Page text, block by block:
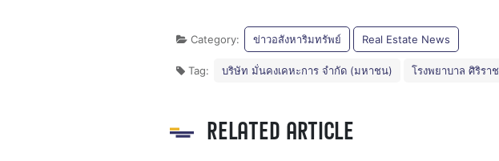
Category: ข่าวอสังหาริมทรัพย์ Real Estate News
Tag: บริษัท มั่นคงเคหะการ จำกัด (มหาชน) โรงพยาบาล ศิริราช
RELATED ARTICLE